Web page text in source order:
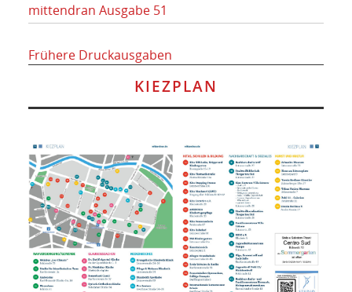
mittendran Ausgabe 51
Frühere Druckausgaben
KIEZPLAN